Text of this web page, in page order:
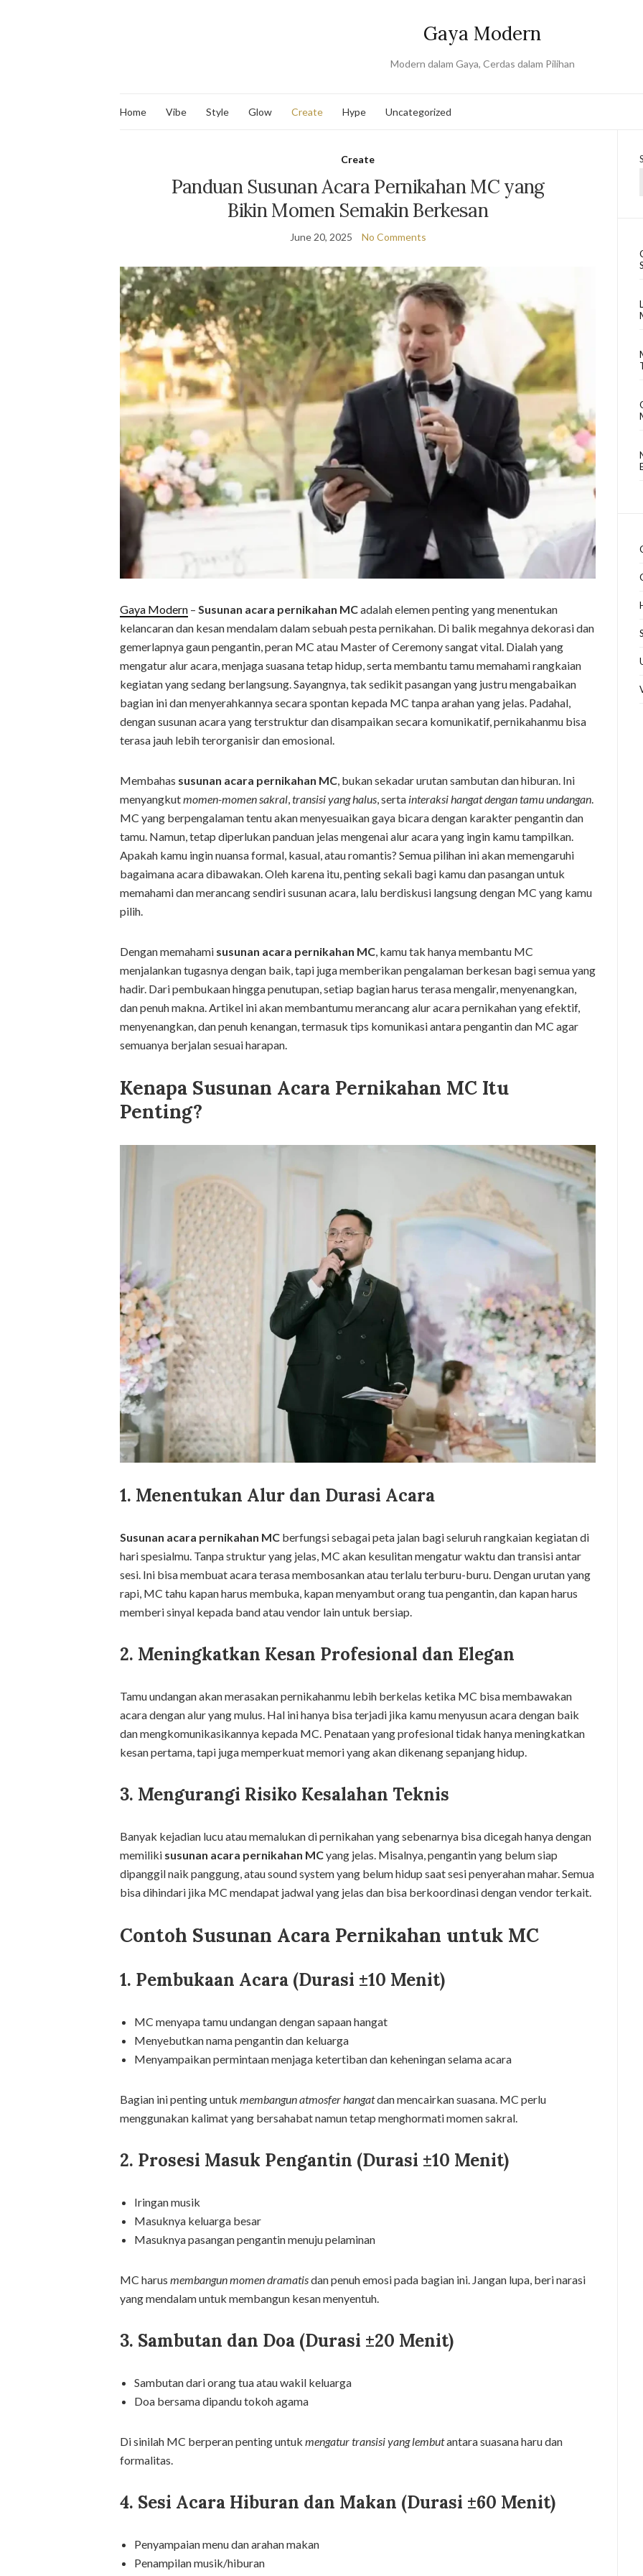
Gaya Modern
Modern dalam Gaya, Cerdas dalam Pilihan
Home Vibe Style Glow Create Hype Uncategorized
Create
Panduan Susunan Acara Pernikahan MC yang
Bikin Momen Semakin Berkesan
June 20, 2025 No Comments
Gaya Modern – Susunan acara pernikahan MCadalah elemen penting yang menentukan
kelancaran dan kesan mendalam dalam sebuah pesta pernikahan. Di balik megahnya dekorasi dan
gemerlapnya gaun pengantin, peran MC atau Master of Ceremony sangat vital. Dialah yang
mengatur alur acara, menjaga suasana tetap hidup, serta membantu tamu memahami rangkaian
kegiatan yang sedang berlangsung. Sayangnya, tak sedikit pasangan yang justru mengabaikan
bagian ini dan menyerahkannya secara spontan kepada MC tanpa arahan yang jelas. Padahal,
dengan susunan acara yang terstruktur dan disampaikan secara komunikatif, pernikahanmu bisa
terasa jauh lebih terorganisir dan emosional.
Membahas susunan acara pernikahan MC, bukan sekadar urutan sambutan dan hiburan. Ini
menyangkutmomen-momen sakral,transisi yang halus, serta interaksi hangat dengan tamu undangan.
MC yang berpengalaman tentu akan menyesuaikan gaya bicara dengan karakter pengantin dan
tamu. Namun, tetap diperlukan panduan jelas mengenai alur acara yang ingin kamu tampilkan.
Apakah kamu ingin nuansa formal, kasual, atau romantis? Semua pilihan ini akan memengaruhi
bagaimana acara dibawakan. Oleh karena itu, penting sekali bagi kamu dan pasangan untuk
memahami dan merancang sendiri susunan acara, lalu berdiskusi langsung dengan MC yang kamu
pilih.
Dengan memahami susunan acara pernikahan MC, kamu tak hanya membantu MC
menjalankan tugasnya dengan baik, tapi juga memberikan pengalaman berkesan bagi semua yang
hadir. Dari pembukaan hingga penutupan, setiap bagian harus terasa mengalir, menyenangkan,
dan penuh makna. Artikel ini akan membantumu merancang alur acara pernikahan yang efektif,
menyenangkan, dan penuh kenangan, termasuk tips komunikasi antara pengantin dan MC agar
semuanya berjalan sesuai harapan.
Kenapa Susunan Acara Pernikahan MC Itu
Penting?
1. Menentukan Alur dan Durasi Acara
Susunan acara pernikahan MC berfungsi sebagai peta jalan bagi seluruh rangkaian kegiatan di
hari spesialmu. Tanpa struktur yang jelas, MC akan kesulitan mengatur waktu dan transisi antar
sesi. Ini bisa membuat acara terasa membosankan atau terlalu terburu-buru. Dengan urutan yang
rapi, MC tahu kapan harus membuka, kapan menyambut orang tua pengantin, dan kapan harus
memberi sinyal kepada band atau vendor lain untuk bersiap.
2. Meningkatkan Kesan Profesional dan Elegan
Tamu undangan akan merasakan pernikahanmu lebih berkelas ketika MC bisa membawakan
acara dengan alur yang mulus. Hal ini hanya bisa terjadi jika kamu menyusun acara dengan baik
dan mengkomunikasikannya kepada MC. Penataan yang profesional tidak hanya meningkatkan
kesan pertama, tapi juga memperkuat memori yang akan dikenang sepanjang hidup.
3. Mengurangi Risiko Kesalahan Teknis
Banyak kejadian lucu atau memalukan di pernikahan yang sebenarnya bisa dicegah hanya dengan
memiliki susunan acara pernikahan MCyang jelas. Misalnya, pengantin yang belum siap
dipanggil naik panggung, atau sound system yang belum hidup saat sesi penyerahan mahar. Semua
bisa dihindari jika MC mendapat jadwal yang jelas dan bisa berkoordinasi dengan vendor terkait.
Contoh Susunan Acara Pernikahan untuk MC
1. Pembukaan Acara (Durasi ±10 Menit)
MC menyapa tamu undangan dengan sapaan hangat
Menyebutkan nama pengantin dan keluarga
Menyampaikan permintaan menjaga ketertiban dan keheningan selama acara
Bagian ini penting untuk membangun atmosfer hangatdan mencairkan suasana. MC perlu
menggunakan kalimat yang bersahabat namun tetap menghormati momen sakral.
2. Prosesi Masuk Pengantin (Durasi ±10 Menit)
Iringan musik
Masuknya keluarga besar
Masuknya pasangan pengantin menuju pelaminan
MC harus membangun momen dramatisdan penuh emosi pada bagian ini. Jangan lupa, beri narasi
yang mendalam untuk membangun kesan menyentuh.
3. Sambutan dan Doa (Durasi ±20 Menit)
Sambutan dari orang tua atau wakil keluarga
Doa bersama dipandu tokoh agama
Di sinilah MC berperan penting untuk mengatur transisi yang lembutantara suasana haru dan
formalitas.
4. Sesi Acara Hiburan dan Makan (Durasi ±60 Menit)
Penyampaian menu dan arahan makan
Penampilan musik/hiburan